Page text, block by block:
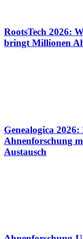
RootsTech 2026:
bringt Millionen
Genealogica
Ahnenforschung
Austausch